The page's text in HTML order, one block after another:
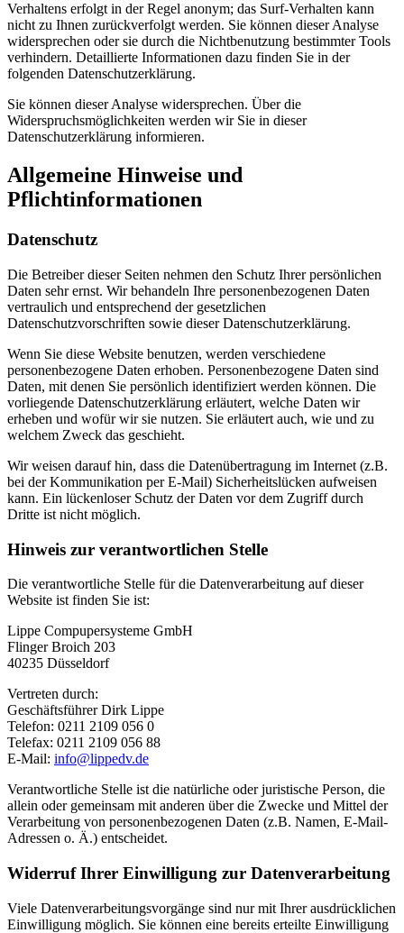
Verhaltens erfolgt in der Regel anonym; das Surf-Verhalten kann
nicht zu Ihnen zurückverfolgt werden. Sie können dieser Analyse
widersprechen oder sie durch die Nichtbenutzung bestimmter Tools
verhindern. Detaillierte Informationen dazu finden Sie in der
folgenden Datenschutzerklärung.
Sie können dieser Analyse widersprechen. Über die
Widerspruchsmöglichkeiten werden wir Sie in dieser
Datenschutzerklärung informieren.
Allgemeine Hinweise und
Pflichtinformationen
Datenschutz
Die Betreiber dieser Seiten nehmen den Schutz Ihrer persönlichen
Daten sehr ernst. Wir behandeln Ihre personenbezogenen Daten
vertraulich und entsprechend der gesetzlichen
Datenschutzvorschriften sowie dieser Datenschutzerklärung.
Wenn Sie diese Website benutzen, werden verschiedene
personenbezogene Daten erhoben. Personenbezogene Daten sind
Daten, mit denen Sie persönlich identifiziert werden können. Die
vorliegende Datenschutzerklärung erläutert, welche Daten wir
erheben und wofür wir sie nutzen. Sie erläutert auch, wie und zu
welchem Zweck das geschieht.
Wir weisen darauf hin, dass die Datenübertragung im Internet (z.B.
bei der Kommunikation per E-Mail) Sicherheitslücken aufweisen
kann. Ein lückenloser Schutz der Daten vor dem Zugriff durch
Dritte ist nicht möglich.
Hinweis zur verantwortlichen Stelle
Die verantwortliche Stelle für die Datenverarbeitung auf dieser
Website ist finden Sie ist:
Lippe Compupersysteme GmbH
Flinger Broich 203
40235 Düsseldorf
Vertreten durch:
Geschäftsführer Dirk Lippe
Telefon: 0211 2109 056 0
Telefax: 0211 2109 056 88
E-Mail: info@lippedv.de
Verantwortliche Stelle ist die natürliche oder juristische Person, die
allein oder gemeinsam mit anderen über die Zwecke und Mittel der
Verarbeitung von personenbezogenen Daten (z.B. Namen, E-Mail-
Adressen o. Ä.) entscheidet.
Widerruf Ihrer Einwilligung zur Datenverarbeitung
Viele Datenverarbeitungsvorgänge sind nur mit Ihrer ausdrücklichen
Einwilligung möglich. Sie können eine bereits erteilte Einwilligung